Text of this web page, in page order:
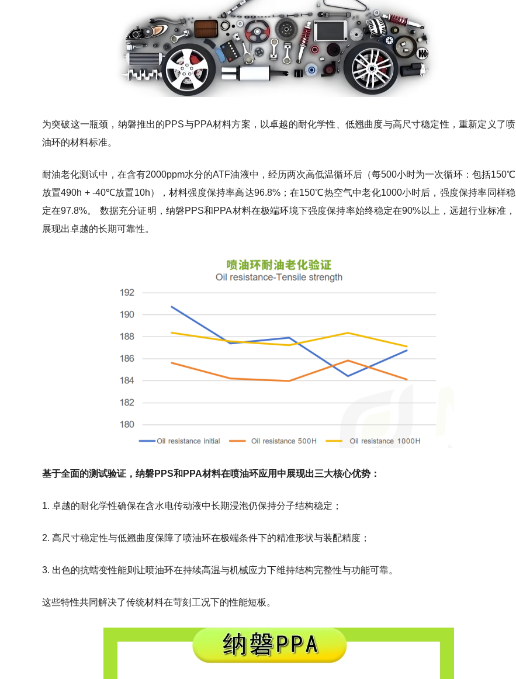
为突破这一瓶颈，纳磐推出的PPS与PPA材料方案，以卓越的耐化学性、低翘曲度与高尺寸稳定性，重新定义了喷
油环的材料标准。
耐油老化测试中，在含有2000ppm水分的ATF油液中，经历两次高低温循环后（每500小时为一次循环：包括150℃
放置490h + -40℃放置10h），材料强度保持率高达96.8%；在150℃热空气中老化1000小时后，强度保持率同样稳
定在97.8%。
数据充分证明，纳磐PPS和PPA材料在极端环境下强度保持率始终稳定在90%以上，远超行业标准，
展现出卓越的长期可靠性。
基于全面的测试验证，纳磐PPS和PPA材料在喷油环应用中展现出三大核心优势：
1. 卓越的耐化学性确保在含水电传动液中长期浸泡仍保持分子结构稳定；
2. 高尺寸稳定性与低翘曲度保障了喷油环在极端条件下的精准形状与装配精度；
3. 出色的抗蠕变性能则让喷油环在持续高温与机械应力下维持结构完整性与功能可靠。
这些特性共同解决了传统材料在苛刻工况下的性能短板。